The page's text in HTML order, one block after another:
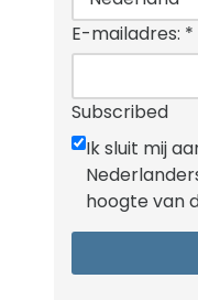
E-mailadres: *
Subscribed
Ik sluit mij
hoogte van